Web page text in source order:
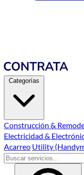
Categorías
Construcción &
Electricidad &
Acarreo Utility